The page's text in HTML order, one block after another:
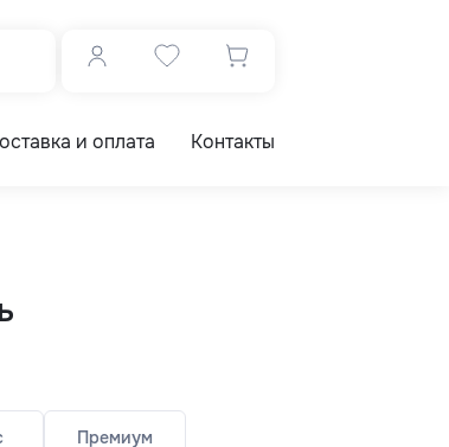
и оплата Контакты
Премиум